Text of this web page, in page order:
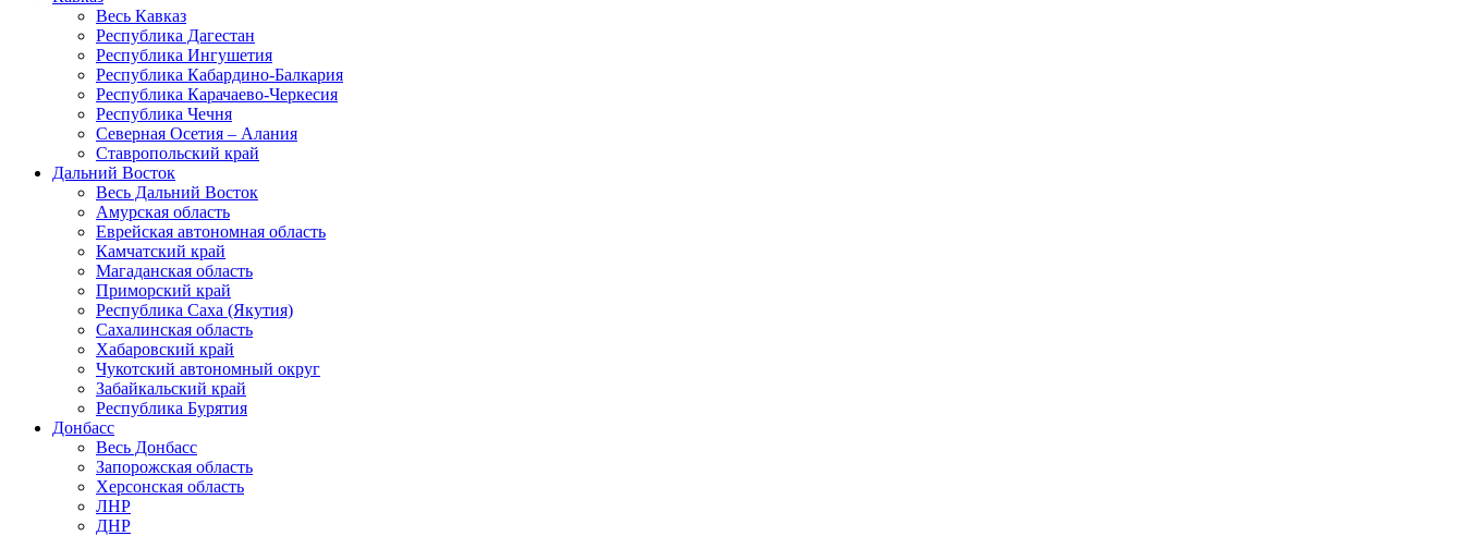
Весь Кавказ
Республика Дагестан
Республика Ингушетия
Республика Кабардино-Балкария
Республика Карачаево-Черкесия
Республика Чечня
Северная Осетия – Алания
Ставропольский край
Дальний Восток
Весь Дальний Восток
Амурская область
Еврейская автономная область
Камчатский край
Магаданская область
Приморский край
Республика Саха (Якутия)
Сахалинская область
Хабаровский край
Чукотский автономный округ
Забайкальский край
Республика Бурятия
Донбасс
Весь Донбасс
Запорожская область
Херсонская область
ЛНР
ДНР